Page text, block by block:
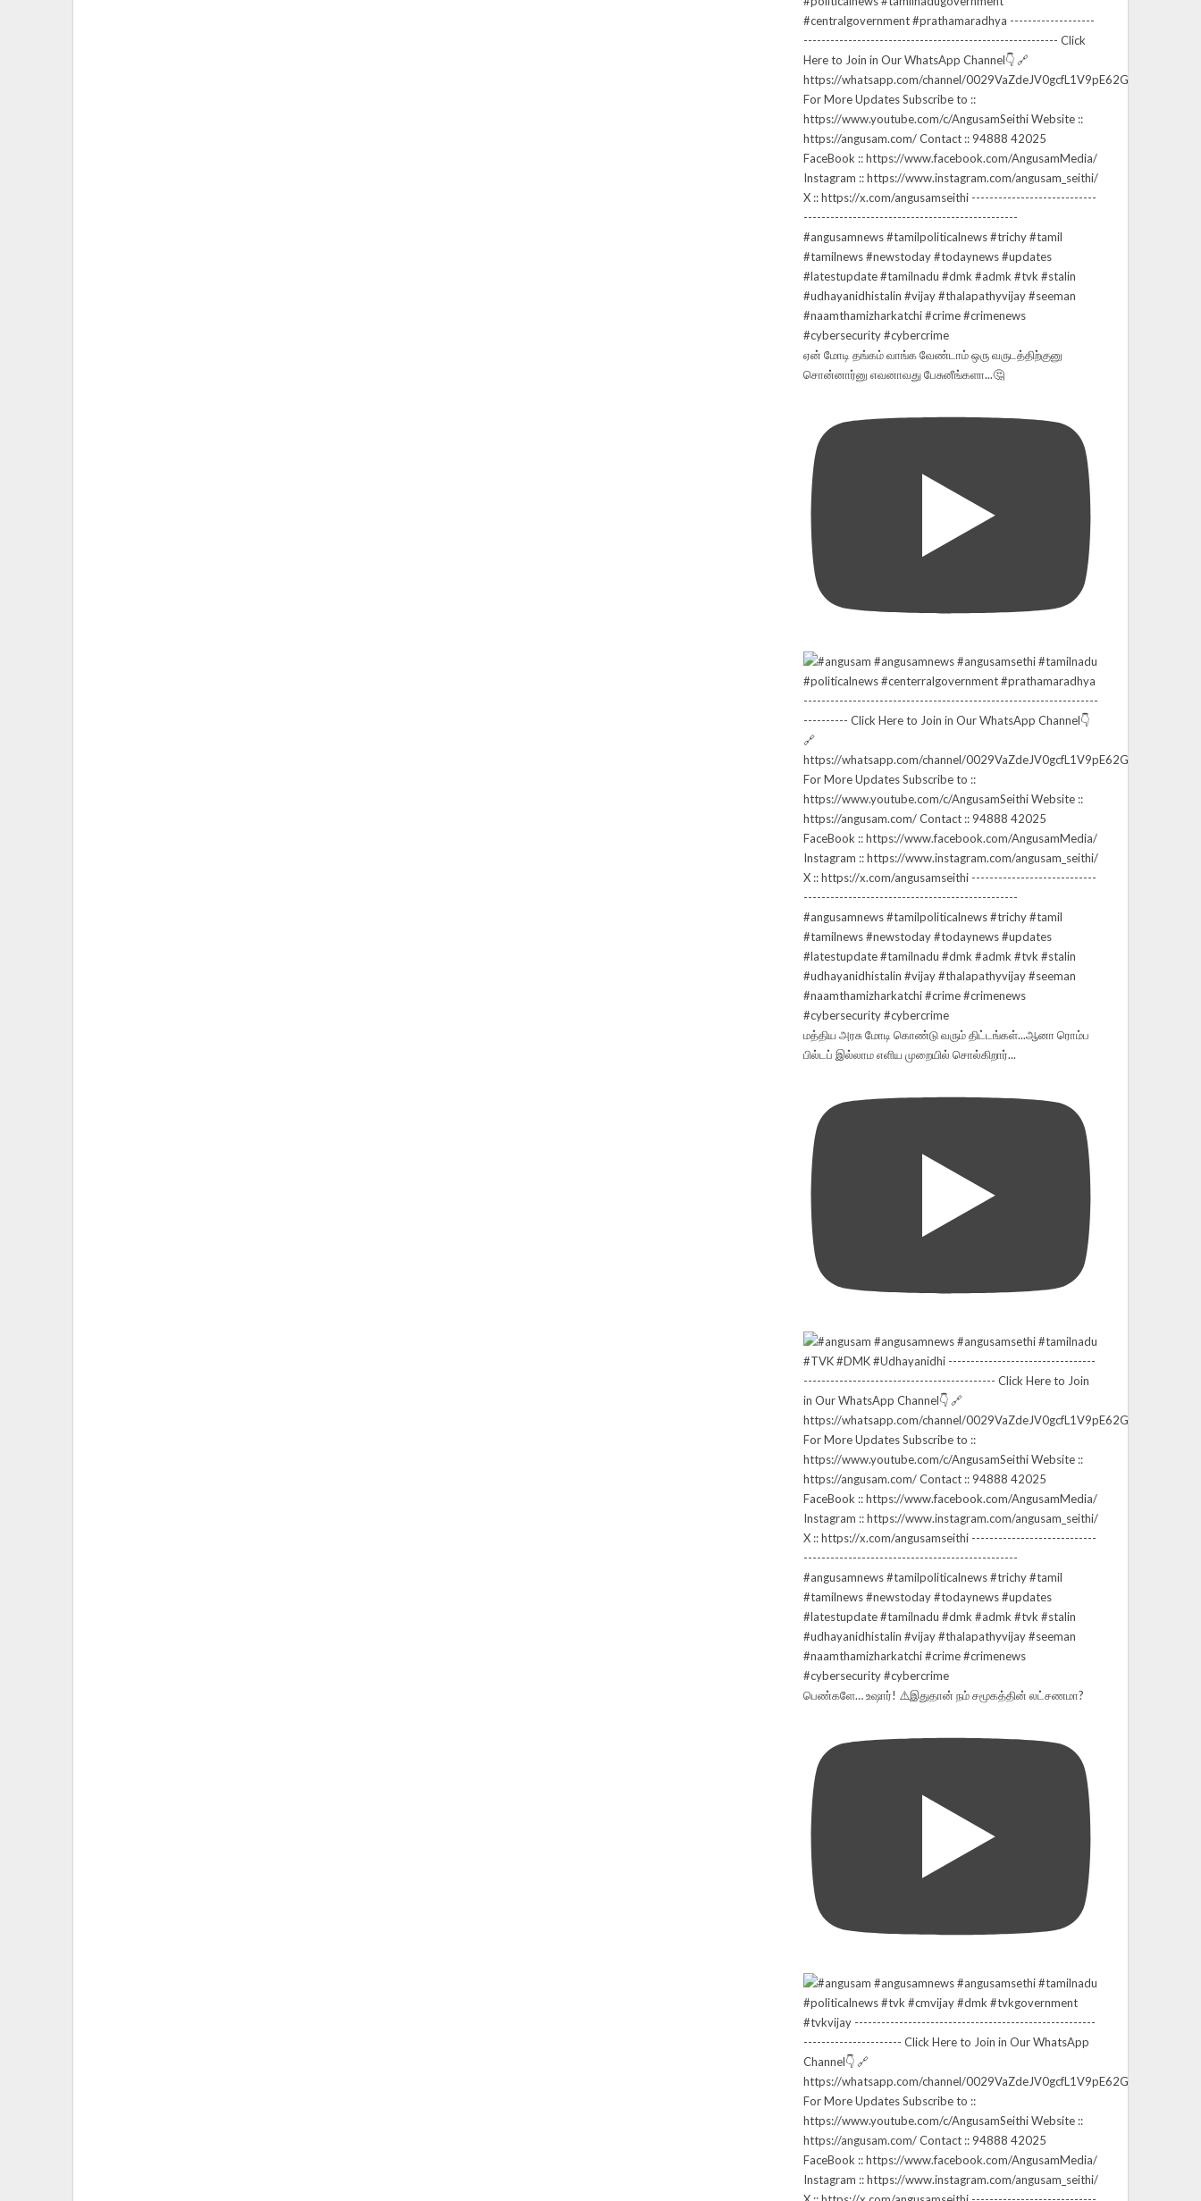
ஏன் மோடி தங்கம் வாங்க வேண்டாம் ஒரு வருடத்திற்குனு
சொன்னார்னு எவனாவது பேசுனீங்களா...🤔
மத்திய அரசு மோடி கொண்டு வரும் திட்டங்கள்...ஆனா ரொம்ப
பில்டப் இல்லாம எளிய முறையில் சொல்கிறார்...
பெண்களே… உஷார்! ⚠️இதுதான் நம் சமூகத்தின் லட்சணமா?